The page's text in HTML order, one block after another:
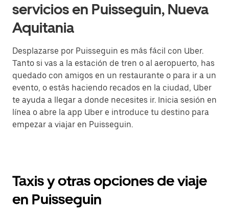
servicios en Puisseguin, Nueva
Aquitania
Desplazarse por Puisseguin es más fácil con Uber.
Tanto si vas a la estación de tren o al aeropuerto, has
quedado con amigos en un restaurante o para ir a un
evento, o estás haciendo recados en la ciudad, Uber
te ayuda a llegar a donde necesites ir. Inicia sesión en
línea o abre la app Uber e introduce tu destino para
empezar a viajar en Puisseguin.
Taxis y otras opciones de viaje
en Puisseguin